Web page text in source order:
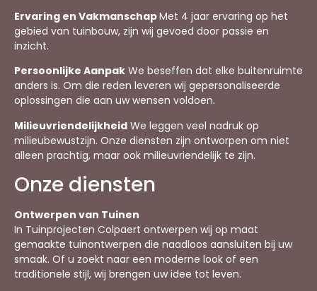
Ervaring en VakmanschapMet 4 jaar ervaring op het
gebied van tuinbouw, zijn wij gevoed door passie en
inzicht.
Persoonlijke Aanpak We beseffen dat elke buitenruimte
anders is. Om die reden leveren wij gepersonaliseerde
oplossingen die aan uw wensen voldoen.
Milieuvriendelijkheid We leggen veel nadruk op
milieubewustzijn. Onze diensten zijn ontworpen om niet
alleen prachtig, maar ook milieuvriendelijk te zijn.
Onze diensten
Ontwerpen van Tuinen
In Tuinprojecten Colpaert ontwerpen wij op maat
gemaakte tuinontwerpen die naadloos aansluiten bij uw
smaak. Of u zoekt naar een moderne look of een
traditionele stijl, wij brengen uw idee tot leven.